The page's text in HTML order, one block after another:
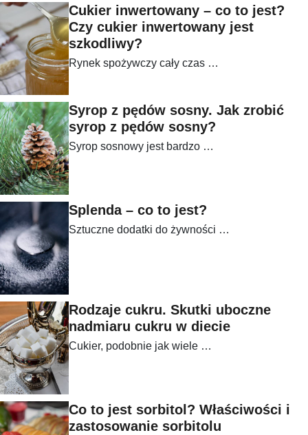
Cukier inwertowany – co to jest?
Czy cukier inwertowany jest
szkodliwy?
Rynek spożywczy cały czas …
Syrop z pędów sosny. Jak zrobić
syrop z pędów sosny?
Syrop sosnowy jest bardzo …
Splenda – co to jest?
Sztuczne dodatki do żywności …
Rodzaje cukru. Skutki uboczne
nadmiaru cukru w diecie
Cukier, podobnie jak wiele …
Co to jest sorbitol? Właściwości i
zastosowanie sorbitolu